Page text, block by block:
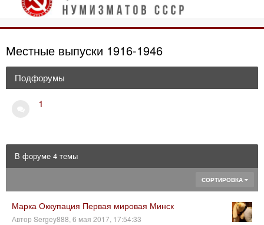
Местные выпуски 1916-1946
Подфорумы
1
В форуме 4 темы
СОРТИРОВКА
Марка Оккупация Первая мировая Минск
Автор Sergey888 6 мая 2017, 17:54:33